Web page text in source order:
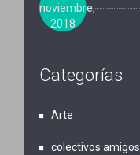
noviembre,
2018
Categorías
Arte
colectivos amigos